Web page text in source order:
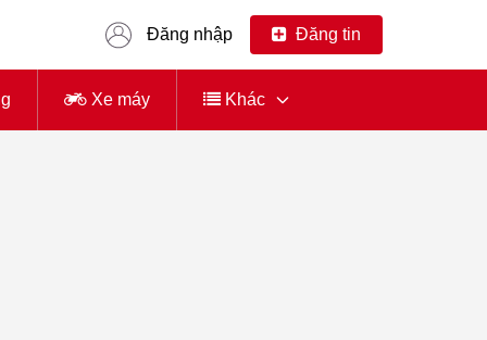
Đăng nhập Đăng tin
Xe máy Khác